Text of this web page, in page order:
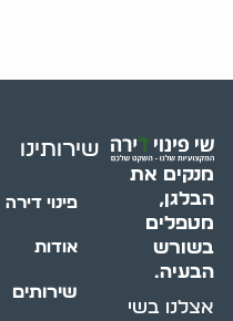
מנקים את
הבלגן,
מטפלים
בשורש
הבעיה.
אצלנו בשי
שירותינו
פינוי דירה
אודות
שירותים